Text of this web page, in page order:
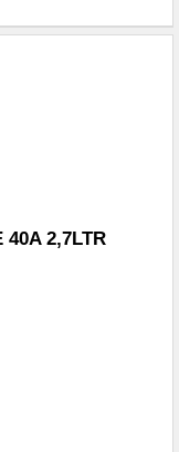
40A 2,7LTR